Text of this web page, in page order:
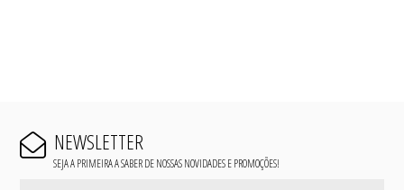
NEWSLETTER
SEJA A PRIMEIRA A SABER DE NOSSAS NOVIDADES E PROMOÇÕES!